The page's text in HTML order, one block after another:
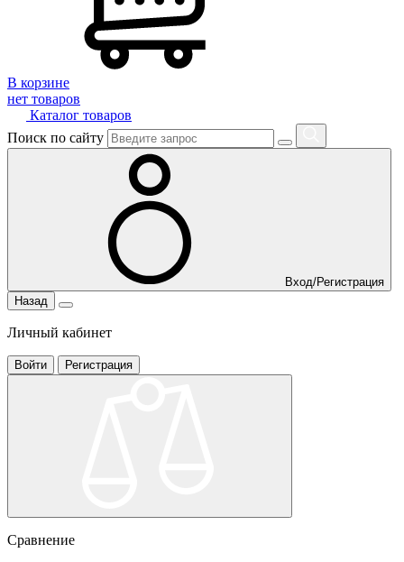
В корзине
нет товаров
Каталог товаров
Поиск по сайту
Вход/Регистрация
Назад
Личный кабинет
Войти Регистрация
Сравнение